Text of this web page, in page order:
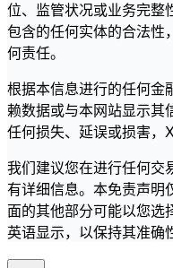
位、监管状况或业务完整
包含的任何实体的合法性
何责任。
根据本信息进行的任何金
赖数据或与本网站显示其
任何损失、延误或损害，
我们建议您在进行任何交
有详细信息。本免责声明
面的其他部分可能以您选
英语显示，以保持其准确